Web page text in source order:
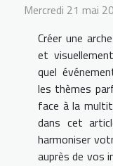
Mercredi 21 mai
Créer une
et
quel
les thèmes
face à la
dans cet
harmoniser
auprès de vos